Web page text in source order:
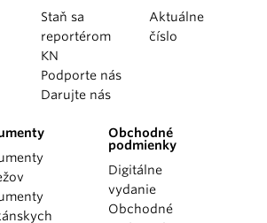
Staň sa
reportérom
KN
Podporte nás
Darujte nás
Aktuálne
číslo
Obchodné
podmienky
Digitálne
vydanie
Obchodné